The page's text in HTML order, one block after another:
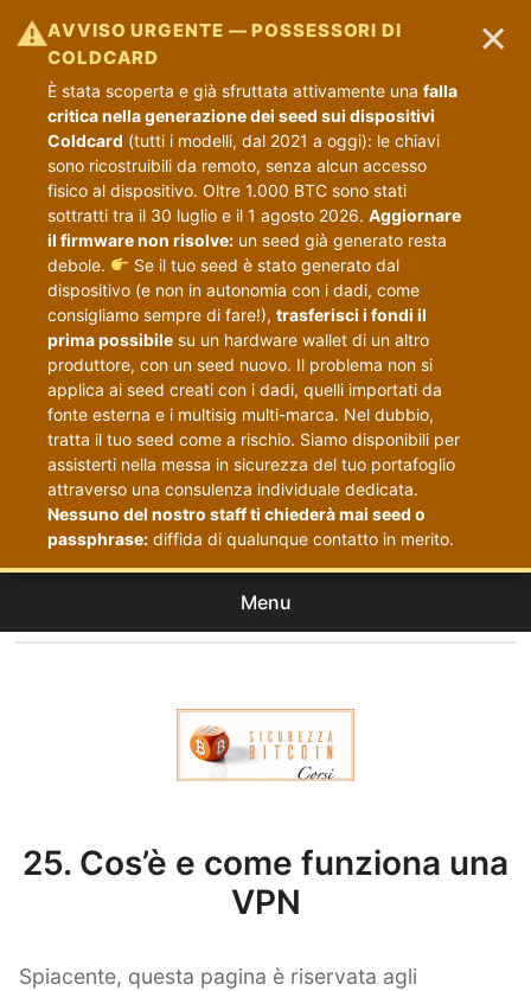
⚠AVVISO URGENTE — POSSESSORI DI
COLDCARD
È stata scoperta e già sfruttata attivamente una falla
critica nella generazione dei seed sui dispositivi
Coldcard (tutti i modelli, dal 2021 a oggi): le chiavi
sono ricostruibili da remoto, senza alcun accesso
fisico al dispositivo. Oltre 1.000 BTC sono stati
sottratti tra il 30 luglio e il 1 agosto 2026. Aggiornare
il firmware non risolve: un seed già generato resta
debole.
Se il tuo seed è stato generato dal
dispositivo (e non in autonomia con i dadi, come
consigliamo sempre di fare!), trasferisci i fondi il
prima possibile su un hardware wallet di un altro
produttore, con un seed nuovo. Il problema non si
applica ai seed creati con i dadi, quelli importati da
fonte esterna e i multisig multi-marca. Nel dubbio,
tratta il tuo seed come a rischio. Siamo disponibili per
assisterti nella messa in sicurezza del tuo portafoglio
attraverso una consulenza individuale dedicata.
Nessuno del nostro staff ti chiederà mai seed o
passphrase: diffida di qualunque contatto in merito.
×
Menu
25. Cos’è e come funziona una
VPN
Spiacente, questa pagina è riservata agli